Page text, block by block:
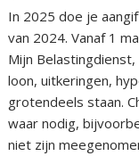
In 2025 doe je
van 2024. Vanaf 1
Mijn
loon, uitkeringen,
grotendeels staan.
waar nodig,
niet zijn